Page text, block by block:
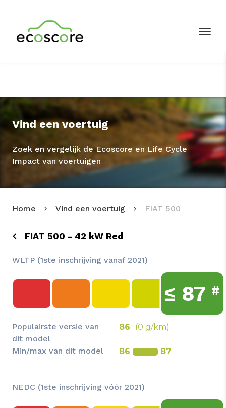
Vind een voertuig
Zoek en vergelijk de Ecoscore en Life Cycle
Impact van voertuigen
Home Vind een voertuig FIAT 500
FIAT 500 - 42 kW Red
WLTP (1ste inschrijving vanaf 2021)
≤ 87 #
Populairste versie van
dit model
86 (0 g/km)
Min/max van dit model 86 87
NEDC (1ste inschrijving vóór 2021)